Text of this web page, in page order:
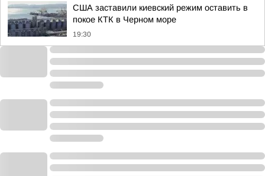
США заставили киевский режим оставить в
покое КТК в Черном море
19:30